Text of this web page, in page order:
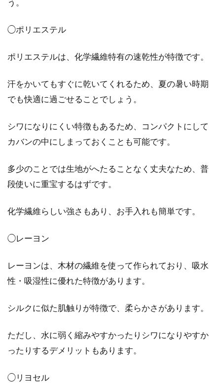
う。
◯ポリエステル
ポリエステルは、化学繊維特有の速乾性が特徴です。
汗をかいてもすぐに乾いてくれるため、夏の暑い時期
でも快適に過ごせることでしょう。
シワになりにくい特徴もあるため、コンパクトにして
カバンの中にしまっておくことも可能です。
多少のことでは生地がへたることなく丈夫なため、普
段使いに重宝するはずです。
化学繊維らしい強さもあり、お手入れも簡単です。
◯レーヨン
レーヨンは、木材の繊維を使って作られており、吸水
性・吸湿性に優れた特徴があります。
シルクに似た肌触りが特徴で、柔らかさがあります。
ただし、水に弱く縮みやすかったりシワになりやすか
ったりするデメリットもあります。
◯リヨセル